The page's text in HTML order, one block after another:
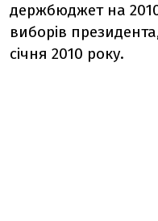
держбюджет на
виборів
січня 2010 року.